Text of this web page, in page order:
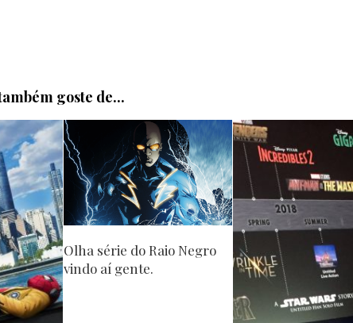
goste de...
Olha série do Raio Negro
vindo aí gente.